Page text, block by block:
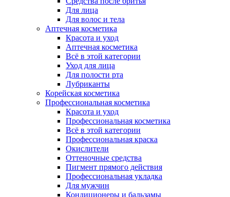
Для лица
Для волос и тела
Аптечная косметика
Красота и уход
Аптечная косметика
Всё в этой категории
Уход для лица
Для полости рта
Лубриканты
Корейская косметика
Профессиональная косметика
Красота и уход
Профессиональная косметика
Всё в этой категории
Профессиональная краска
Окислители
Оттеночные средства
Пигмент прямого действия
Профессиональная укладка
Для мужчин
Кондиционеры и бальзамы